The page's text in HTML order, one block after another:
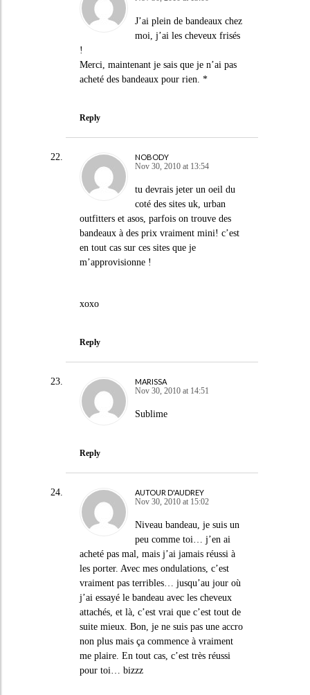
J’ai plein de bandeaux chez
moi, j’ai les cheveux frisés
!
Merci, maintenant je sais que je n’ai pas
acheté des bandeaux pour rien. *
Reply
NOBODY
Nov 30, 2010 at 13:54
tu devrais jeter un oeil du
coté des sites uk, urban
outfitters et asos, parfois on trouve des
bandeaux à des prix vraiment mini! c’est
en tout cas sur ces sites que je
m’approvisionne !
xoxo
Reply
MARISSA
Nov 30, 2010 at 14:51
Sublime
Reply
AUTOUR D'AUDREY
Nov 30, 2010 at 15:02
Niveau bandeau, je suis un
peu comme toi… j’en ai
acheté pas mal, mais j’ai jamais réussi à
les porter. Avec mes ondulations, c’est
vraiment pas terribles… jusqu’au jour où
j’ai essayé le bandeau avec les cheveux
attachés, et là, c’est vrai que c’est tout de
suite mieux. Bon, je ne suis pas une accro
non plus mais ça commence à vraiment
me plaire. En tout cas, c’est très réussi
pour toi… bizzz